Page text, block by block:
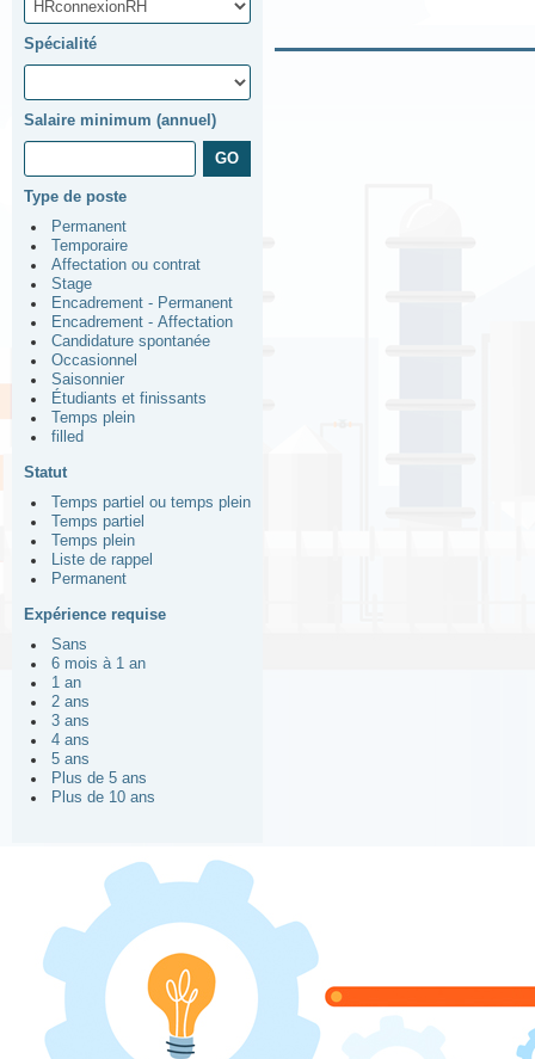
Spécialité
Salaire minimum (annuel)
Type de poste
Permanent
Temporaire
Affectation ou contrat
Stage
Encadrement - Permanent
Encadrement - Affectation
Candidature spontanée
Occasionnel
Saisonnier
Étudiants et finissants
Temps plein
filled
Statut
Temps partiel ou temps plein
Temps partiel
Temps plein
Liste de rappel
Permanent
Expérience requise
Sans
6 mois à 1 an
1 an
2 ans
3 ans
4 ans
5 ans
Plus de 5 ans
Plus de 10 ans